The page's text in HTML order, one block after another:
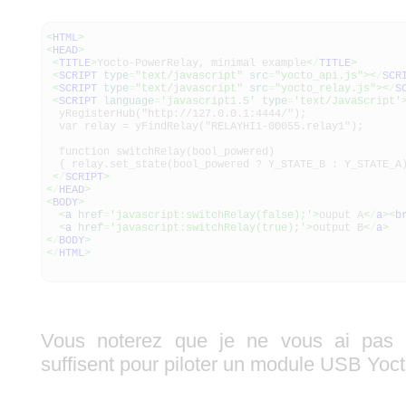
<HTML>
<HEAD>
<TITLE>Yocto-PowerRelay, minimal example</ TITLE>
<SCRIPT type= "text/javascript" src= "yocto_api.js" ></
<SCRIPT type= "text/javascript" src= "yocto_relay.js" ></
<SCRIPT language= 'javascript1.5' type= 'text/JavaScript'
yRegisterHub("http://127.0.0.1:4444/");
var relay = yFindRelay("RELAYHI1-00055.relay1");
function switchRelay(bool_powered)
{ relay.set_state(bool_powered ? Y_STATE_B :
</ SCRIPT>
</ HEAD>
<BODY>
<a href= 'javascript:switchRelay(false);' >ouput A</ a><
<a href= 'javascript:switchRelay(true);' >output B</ a>
</ BODY>
</ HTML>
Vous noterez que je ne vous ai pas
suffisent pour piloter un module USB